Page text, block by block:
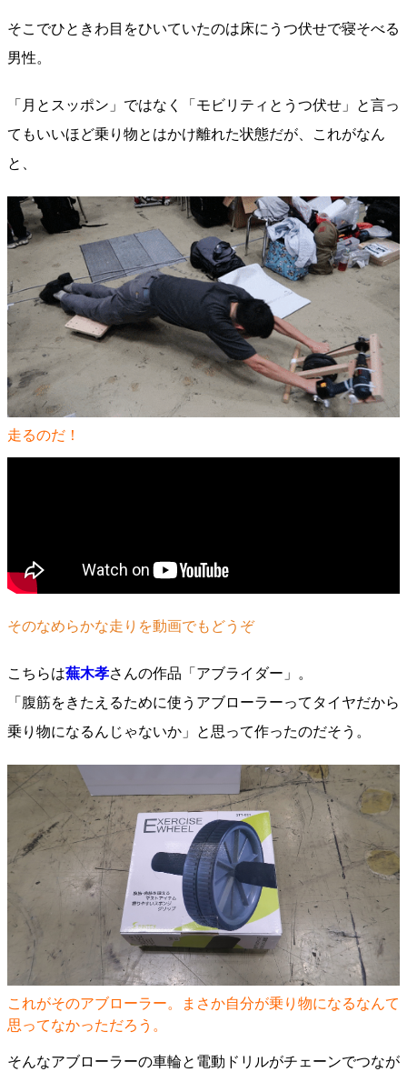
そこでひときわ目をひいていたのは床にうつ伏せで寝そべる
男性。
「月とスッポン」ではなく「モビリティとうつ伏せ」と言っ
てもいいほど乗り物とはかけ離れた状態だが、これがなん
と、
走るのだ！
そのなめらかな走りを動画でもどうぞ
こちらは蕪木孝さんの作品「アブライダー」。
「腹筋をきたえるために使うアブローラーってタイヤだから
乗り物になるんじゃないか」と思って作ったのだそう。
これがそのアブローラー。まさか自分が乗り物になるなんて
思ってなかっただろう。
そんなアブローラーの車輪と電動ドリルがチェーンでつなが